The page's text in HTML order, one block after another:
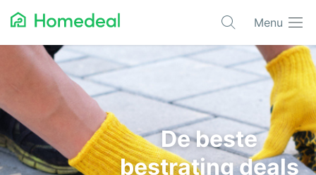
Menu
Populaire projecten
Aannemer
Alarmsystemen
De beste
bestrating deals